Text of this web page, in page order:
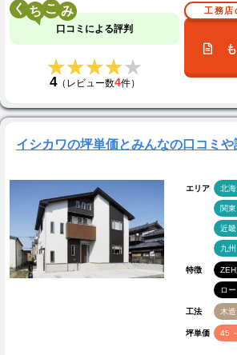
く こ
口コミによる評判
★★★★★
★★★★★
4（レビュー数4件）
工務店
イシカワの坪単価とみんなの口コミや
エリア 北海
関東
近畿
九
特徴
ロ
工法 木
坪単価 45